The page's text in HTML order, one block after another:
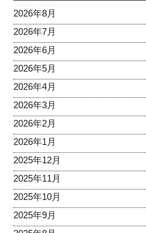
2026年8月
2026年7月
2026年6月
2026年5月
2026年4月
2026年3月
2026年2月
2026年1月
2025年12月
2025年11月
2025年10月
2025年9月